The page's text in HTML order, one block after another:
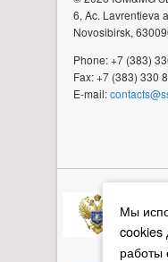
Мы
cookies
работы
6, Ac. Lavrentieva
Novosibirsk,
Phone: +7 (383)
Fax: +7 (383) 330
E-mail: